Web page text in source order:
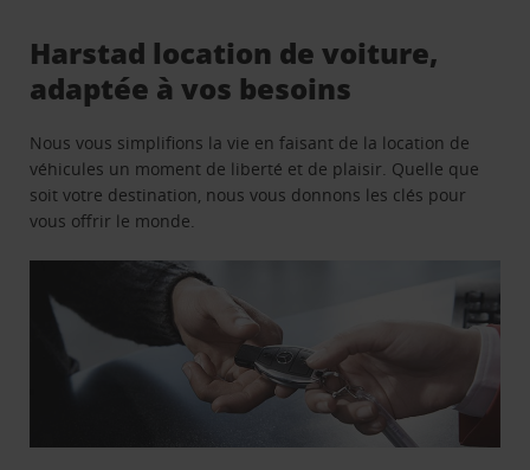
Harstad location de voiture,
adaptée à vos besoins
Nous vous simplifions la vie en faisant de la location de
véhicules un moment de liberté et de plaisir. Quelle que
soit votre destination, nous vous donnons les clés pour
vous offrir le monde.